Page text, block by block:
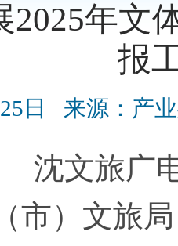
2025年文
报
日 来源：产
沈文旅广
市）文旅